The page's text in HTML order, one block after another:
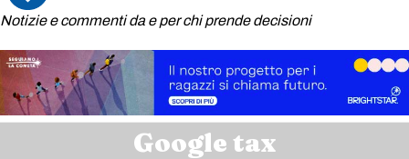
Notizie e commenti da e per chi prende decisioni
menu
menu
Google tax